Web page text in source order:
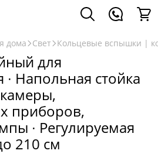
дома Свет Кольцевые вспышки |
для
Напольная стойка
приборов,
∙ Регулируемая
210 см